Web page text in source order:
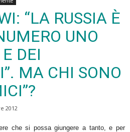
“LA RUSSIA È
UNO
DEI
MA CHI SONO
2012
che si possa giungere a tanto, e per